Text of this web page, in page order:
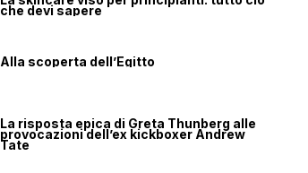
che devi sapere
Alla scoperta dell’Egitto
La risposta epica di Greta Thunberg alle
provocazioni dell’ex kickboxer Andrew
Tate